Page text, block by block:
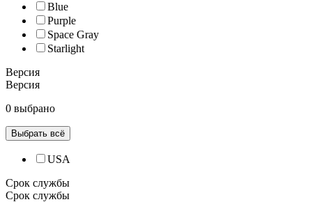
Blue
Purple
Space Gray
Starlight
Версия
Версия
0 выбрано
Выбрать всё
USA
Срок службы
Срок службы